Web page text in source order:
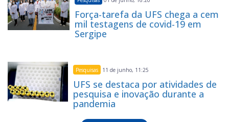
Força-tarefa da UFS chega a cem
mil testagens de covid-19 em
Sergipe
Pesquisas 11 de junho, 11:25
UFS se destaca por atividades de
pesquisa e inovação durante a
pandemia